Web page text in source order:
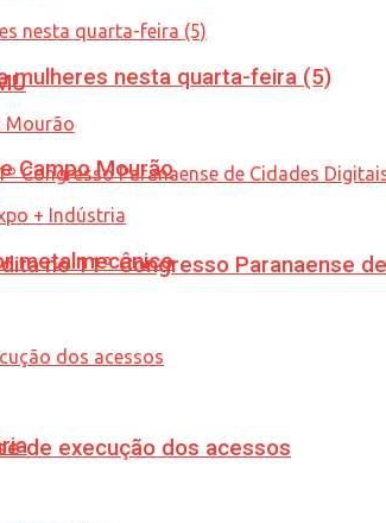
no 11º Congresso Paranaense
de execução dos acessos
mulheres nesta quarta-feira (5)
Campo Mourão
metalmecânico